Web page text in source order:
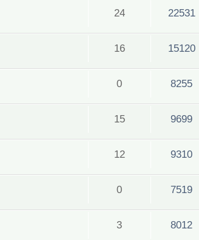
24 22531
16 15120
0 8255
15 9699
12 9310
0 7519
3 8012